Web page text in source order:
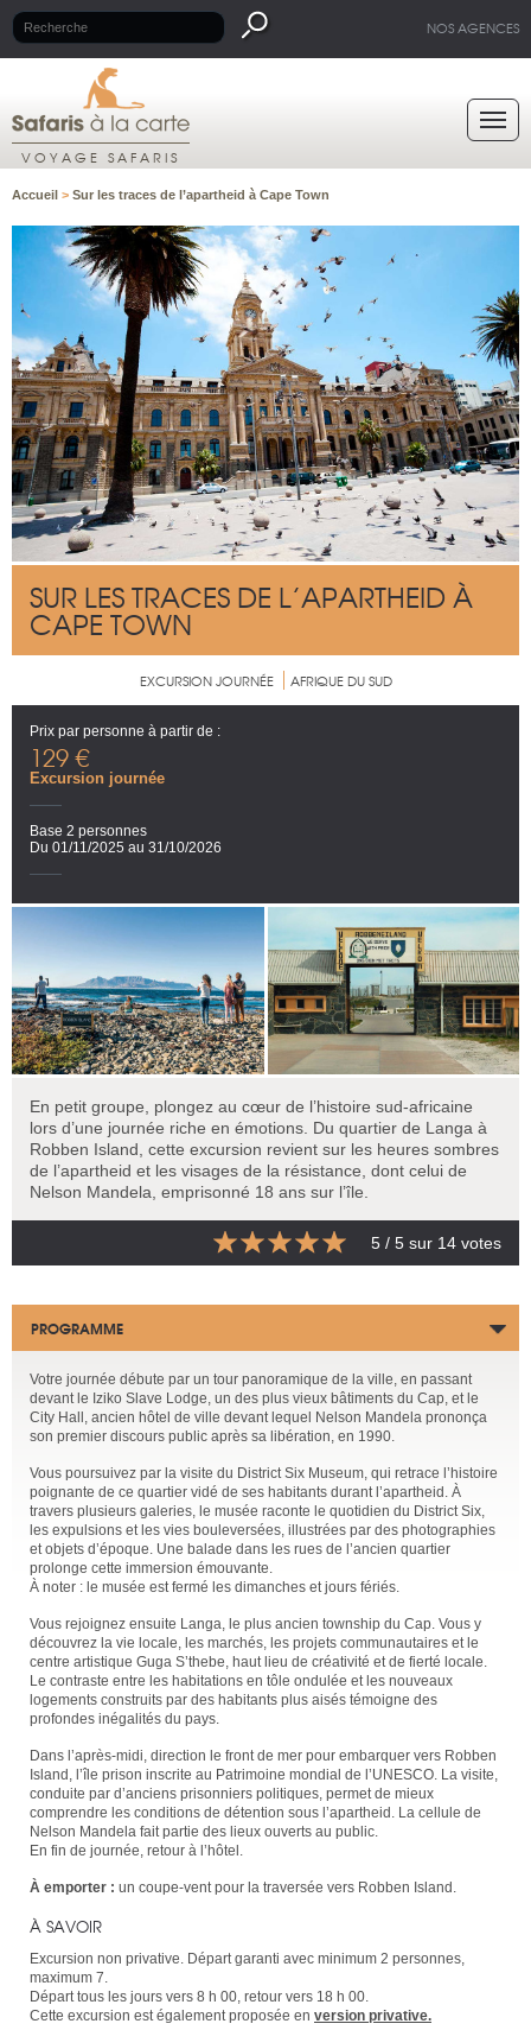
NOS AGENCES
VOYAGE SAFARIS
Accueil > Sur les traces de l’apartheid à Cape Town
SUR LES TRACES DE L’APARTHEID À
CAPE TOWN
EXCURSION JOURNÉE AFRIQUE DU SUD
Prix par personne à partir de :
129 €
Excursion journée
Base 2 personnes
Du 01/11/2025 au 31/10/2026
En petit groupe, plongez au cœur de l’histoire sud-africaine
lors d’une journée riche en émotions. Du quartier de Langa à
Robben Island, cette excursion revient sur les heures sombres
de l’apartheid et les visages de la résistance, dont celui de
Nelson Mandela, emprisonné 18 ans sur l’île.
5 / 5 sur 14 votes
PROGRAMME
Votre journée débute par un tour panoramique de la ville, en passant
devant le Iziko Slave Lodge, un des plus vieux bâtiments du Cap, et le
City Hall, ancien hôtel de ville devant lequel Nelson Mandela prononça
son premier discours public après sa libération, en 1990.
Vous poursuivez par la visite du District Six Museum, qui retrace l’histoire
poignante de ce quartier vidé de ses habitants durant l’apartheid. À
travers plusieurs galeries, le musée raconte le quotidien du District Six,
les expulsions et les vies bouleversées, illustrées par des photographies
et objets d’époque. Une balade dans les rues de l’ancien quartier
prolonge cette immersion émouvante.
À noter : le musée est fermé les dimanches et jours fériés.
Vous rejoignez ensuite Langa, le plus ancien township du Cap. Vous y
découvrez la vie locale, les marchés, les projets communautaires et le
centre artistique Guga S’thebe, haut lieu de créativité et de fierté locale.
Le contraste entre les habitations en tôle ondulée et les nouveaux
logements construits par des habitants plus aisés témoigne des
profondes inégalités du pays.
Dans l’après-midi, direction le front de mer pour embarquer vers Robben
Island, l’île prison inscrite au Patrimoine mondial de l’UNESCO. La visite,
conduite par d’anciens prisonniers politiques, permet de mieux
comprendre les conditions de détention sous l’apartheid. La cellule de
Nelson Mandela fait partie des lieux ouverts au public.
En fin de journée, retour à l’hôtel.
À emporter : un coupe-vent pour la traversée vers Robben Island.
À SAVOIR
Excursion non privative. Départ garanti avec minimum 2 personnes,
maximum 7.
Départ tous les jours vers 8 h 00, retour vers 18 h 00.
Cette excursion est également proposée en version privative.